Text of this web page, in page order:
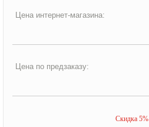
Цена интернет-магазина:
Цена по предзаказу:
Скидка 5%